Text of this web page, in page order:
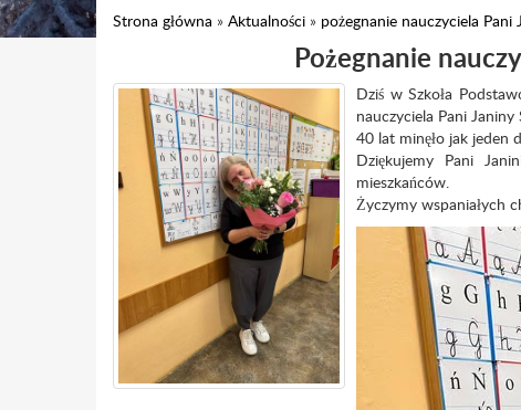
Strona główna » Aktualności » pożegnanie nauczyciela Pani
Pożegnanie
Dziś w Szkoła
nauczyciela Pani Janiny
40 lat minęło jak jeden
Dziękujemy Pani
mieszkańców.
Życzymy wspaniałych